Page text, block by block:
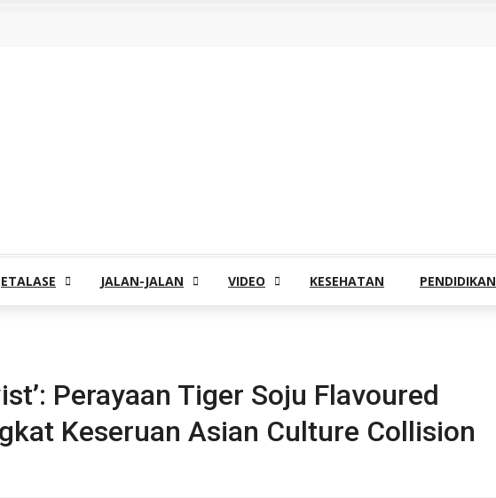
ETALASE JALAN-JALAN VIDEO KESEHATAN PENDIDIKAN
Perayaan Tiger Soju Flavoured
Keseruan Asian Culture Collision